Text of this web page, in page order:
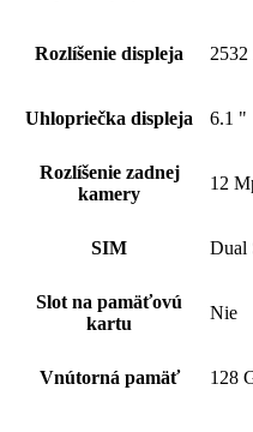
Rozlíšenie displeja 2532
Uhlopriečka displeja 6.1 "
Rozlíšenie zadnej
kamery
12
SIM Dual
Slot na pamäťovú
kartu
Nie
Vnútorná pamäť 128